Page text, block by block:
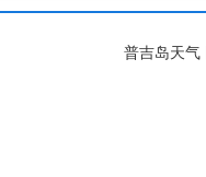
普吉岛天气